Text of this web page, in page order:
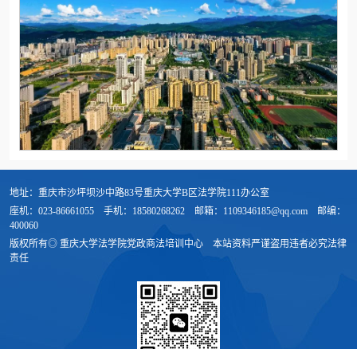
地址：重庆市沙坪坝沙中路83号重庆大学B区法学院111办公室
座机：023-86661055
手机：18580268262 邮箱：1109346185@qq.com
邮编：
400060
版权所有◎ 重庆大学法学院党政商法培训中心
本站资料严谨盗用违者必究法律
责任